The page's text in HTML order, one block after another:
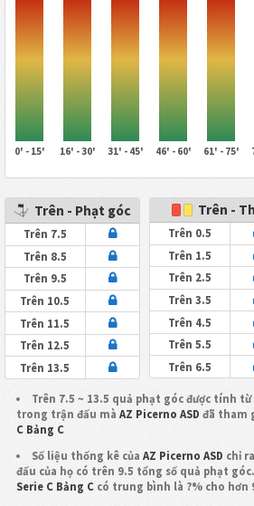
0' - 15' 16' - 30' 31' - 45' 46' - 60' 61' - 75'
Trên - Phạt góc
Trên 7.5
Trên 8.5
Trên 9.5
Trên 10.5
Trên 11.5
Trên 12.5
Trên 13.5
Trên -
Trên 0.5
Trên 1.5
Trên 2.5
Trên 3.5
Trên 4.5
Trên 5.5
Trên 6.5
Trên 7.5 ~ 13.5 quả phạt góc được tính
trong trận đấu mà AZ Picerno ASD đã tham
C Bảng C
Số liệu thống kê củaAZ Picerno ASD chỉ
đấu của họ có trên 9.5 tổng số quả phạt
Serie C Bảng Ccó trung bình là ?% cho hơn